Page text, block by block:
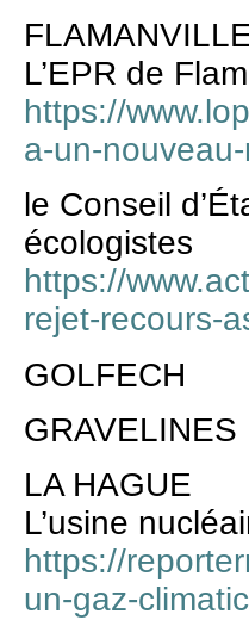
L’EPR de
https://
a-un-
le Conseil
écologistes
https://
rejet-recours-
GOLFECH
GRAVELINES
LA HAGUE
L’usine
https://
un-gaz-